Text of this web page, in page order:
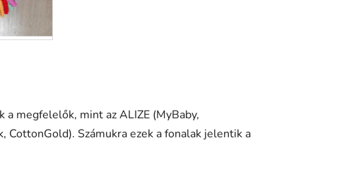
megfelelők, mint az ALIZE (MyBaby,
Számukra ezek a fonalak jelentik a